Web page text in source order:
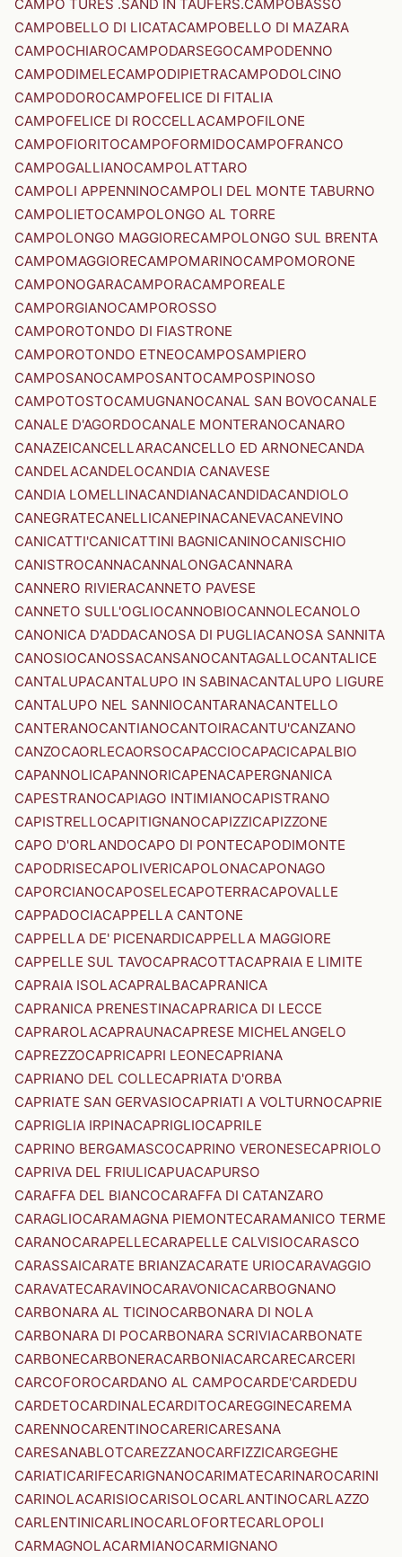
CAMPO TURES .SAND IN TAUFERS.CAMPOBASSO
CAMPOBELLO DI LICATACAMPOBELLO DI MAZARA
CAMPOCHIAROCAMPODARSEGOCAMPODENNO
CAMPODIMELECAMPODIPIETRACAMPODOLCINO
CAMPODOROCAMPOFELICE DI FITALIA
CAMPOFELICE DI ROCCELLACAMPOFILONE
CAMPOFIORITOCAMPOFORMIDOCAMPOFRANCO
CAMPOGALLIANOCAMPOLATTARO
CAMPOLI APPENNINOCAMPOLI DEL MONTE TABURNO
CAMPOLIETOCAMPOLONGO AL TORRE
CAMPOLONGO MAGGIORECAMPOLONGO SUL BRENTA
CAMPOMAGGIORECAMPOMARINOCAMPOMORONE
CAMPONOGARACAMPORACAMPOREALE
CAMPORGIANOCAMPOROSSO
CAMPOROTONDO DI FIASTRONE
CAMPOROTONDO ETNEOCAMPOSAMPIERO
CAMPOSANOCAMPOSANTOCAMPOSPINOSO
CAMPOTOSTOCAMUGNANOCANAL SAN BOVOCANALE
CANALE D'AGORDOCANALE MONTERANOCANARO
CANAZEICANCELLARACANCELLO ED ARNONECANDA
CANDELACANDELOCANDIA CANAVESE
CANDIA LOMELLINACANDIANACANDIDACANDIOLO
CANEGRATECANELLICANEPINACANEVACANEVINO
CANICATTI'CANICATTINI BAGNICANINOCANISCHIO
CANISTROCANNACANNALONGACANNARA
CANNERO RIVIERACANNETO PAVESE
CANNETO SULL'OGLIOCANNOBIOCANNOLECANOLO
CANONICA D'ADDACANOSA DI PUGLIACANOSA SANNITA
CANOSIOCANOSSACANSANOCANTAGALLOCANTALICE
CANTALUPACANTALUPO IN SABINACANTALUPO LIGURE
CANTALUPO NEL SANNIOCANTARANACANTELLO
CANTERANOCANTIANOCANTOIRACANTU'CANZANO
CANZOCAORLECAORSOCAPACCIOCAPACICAPALBIO
CAPANNOLICAPANNORICAPENACAPERGNANICA
CAPESTRANOCAPIAGO INTIMIANOCAPISTRANO
CAPISTRELLOCAPITIGNANOCAPIZZICAPIZZONE
CAPO D'ORLANDOCAPO DI PONTECAPODIMONTE
CAPODRISECAPOLIVERICAPOLONACAPONAGO
CAPORCIANOCAPOSELECAPOTERRACAPOVALLE
CAPPADOCIACAPPELLA CANTONE
CAPPELLA DE' PICENARDICAPPELLA MAGGIORE
CAPPELLE SUL TAVOCAPRACOTTACAPRAIA E LIMITE
CAPRAIA ISOLACAPRALBACAPRANICA
CAPRANICA PRENESTINACAPRARICA DI LECCE
CAPRAROLACAPRAUNACAPRESE MICHELANGELO
CAPREZZOCAPRICAPRI LEONECAPRIANA
CAPRIANO DEL COLLECAPRIATA D'ORBA
CAPRIATE SAN GERVASIOCAPRIATI A VOLTURNOCAPRIE
CAPRIGLIA IRPINACAPRIGLIOCAPRILE
CAPRINO BERGAMASCOCAPRINO VERONESECAPRIOLO
CAPRIVA DEL FRIULICAPUACAPURSO
CARAFFA DEL BIANCOCARAFFA DI CATANZARO
CARAGLIOCARAMAGNA PIEMONTECARAMANICO TERME
CARANOCARAPELLECARAPELLE CALVISIOCARASCO
CARASSAICARATE BRIANZACARATE URIOCARAVAGGIO
CARAVATECARAVINOCARAVONICACARBOGNANO
CARBONARA AL TICINOCARBONARA DI NOLA
CARBONARA DI POCARBONARA SCRIVIACARBONATE
CARBONECARBONERACARBONIACARCARECARCERI
CARCOFOROCARDANO AL CAMPOCARDE'CARDEDU
CARDETOCARDINALECARDITOCAREGGINECAREMA
CARENNOCARENTINOCARERICARESANA
CARESANABLOTCAREZZANOCARFIZZICARGEGHE
CARIATICARIFECARIGNANOCARIMATECARINAROCARINI
CARINOLACARISIOCARISOLOCARLANTINOCARLAZZO
CARLENTINICARLINOCARLOFORTECARLOPOLI
CARMAGNOLACARMIANOCARMIGNANO